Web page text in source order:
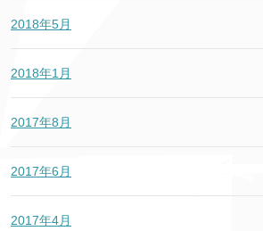
2018年5月
2018年1月
2017年8月
2017年6月
2017年4月